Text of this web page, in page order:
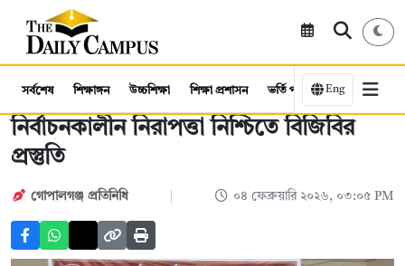
সর্বশেষ শিক্ষাঙ্গন উচ্চশিক্ষা শিক্ষা প্রশাসন ভর্তি পরীক্ষা কর্মসংস্থান
Eng
নির্বাচনকালীন নিরাপত্তা নিশ্চিতে বিজিবির
প্রস্তুতি
গোপালগঞ্জ প্রতিনিধি ০৪ ফেব্রুয়ারি ২০২৬, ০৩:০৫ PM